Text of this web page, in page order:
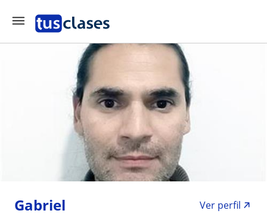
Gabriel
Ver perfil